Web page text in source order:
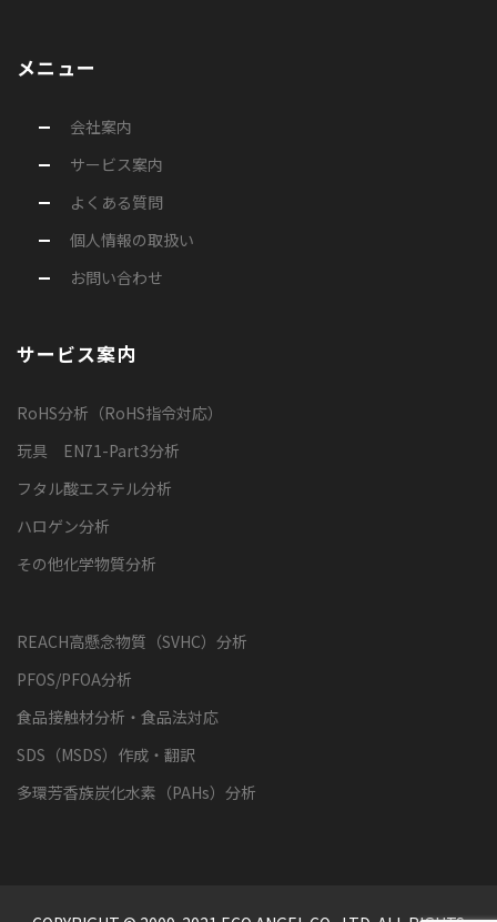
メニュー
会社案内
サービス案内
よくある質問
個人情報の取扱い
お問い合わせ
サービス案内
RoHS分析（RoHS指令対応）
玩具 EN71-Part3分析
フタル酸エステル分析
ハロゲン分析
その他化学物質分析
REACH高懸念物質（SVHC）分析
PFOS/PFOA分析
食品接触材分析・食品法対応
SDS（MSDS）作成・翻訳
多環芳香族炭化水素（PAHs）分析